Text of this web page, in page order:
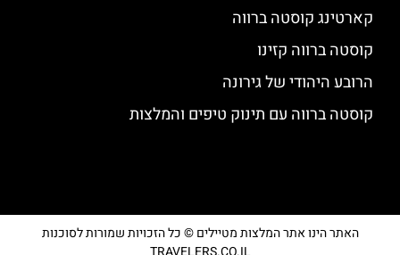
קארטינג קוסטה ברווה
קוסטה ברווה קזינו
הרובע היהודי של גירונה
קוסטה ברווה עם תינוק טיפים והמלצות
האתר הינו אתר המלצות מטיילים © כל הזכויות שמורות לסוכנות